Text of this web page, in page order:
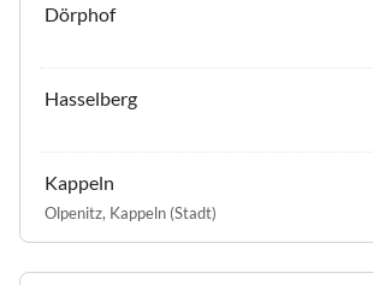
Dörphof
Hasselberg
Kappeln
Olpenitz, Kappeln (Stadt)